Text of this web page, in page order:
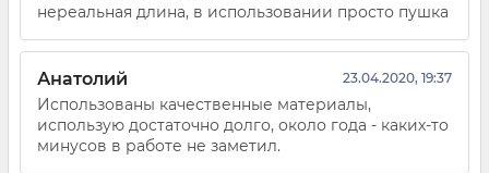
нереальная длина, в использовании просто пушка
Анатолий 23.04.2020, 19:37
Использованы качественные материалы,
использую достаточно долго, около года - каких-то
минусов в работе не заметил.